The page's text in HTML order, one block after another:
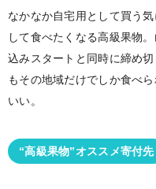
なかなか自宅用として買う
して食べたくなる高級果物
込みスタートと同時に締め
もその地域だけでしか食べ
いい。
“高級果物”オススメ寄付先